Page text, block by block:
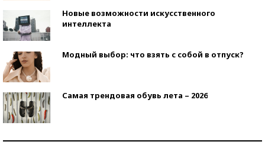
Новые возможности искусственного
интеллекта
Модный выбор: что взять с собой в отпуск?
Самая трендовая обувь лета – 2026